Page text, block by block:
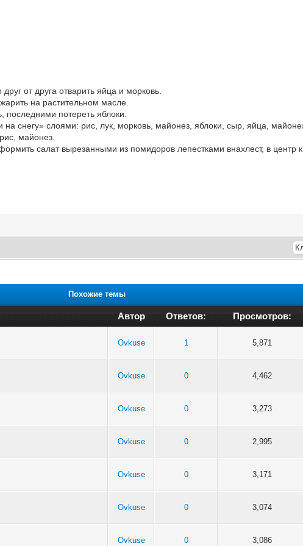
от друга отварить яйца и морковь.
на растительном масле.
последними потереть яблоки.
снегу» слоями: рис, лук, морковь, майонез, яблоки, сыр, яйца,
майонез.
салат вырезанными из помидоров лепестками внахлест, в центр
Похожие темы
Автор Ответов: Просмотров:
Ovkuse 1 5,871
Ovkuse 0 4,462
Ovkuse 0 3,273
Ovkuse 0 2,995
Ovkuse 0 3,171
Ovkuse 0 3,074
Ovkuse 0 3,086